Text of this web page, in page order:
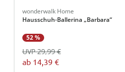
wonderwalk Home
Hausschuh-Ballerina „Barbara“
52 %
ab 14,39 €
UVP 29,99 €